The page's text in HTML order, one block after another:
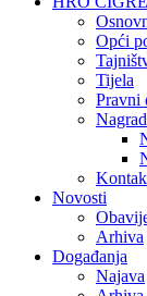
Opći
Tijela
Pravni
Novosti
Arhiva
Događanja
Najava